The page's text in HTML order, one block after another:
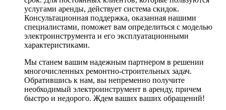
услугами аренды, действует система скидок.
Консультационная поддержка, оказанная нашими
специалистами, поможет вам определиться с моделью
электроинструмента и его эксплуатационными
характеристиками.
Мы станем вашим надежным партнером в решении
многочисленных ремонтно-строительных задач.
Обратившись к нам, вы непременно получите
необходимый электроинструмент в аренду, причем
быстро и недорого. Ждем ваших ваших обращений!